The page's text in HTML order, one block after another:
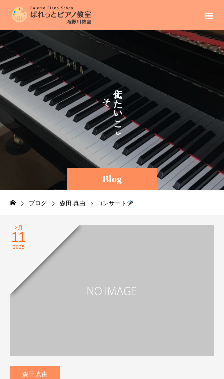
Blog
え
た
い
こ
と
そ
の
ま
ま
ブログ 森田 真由 コンサート
2月
11
2025
森田 真由